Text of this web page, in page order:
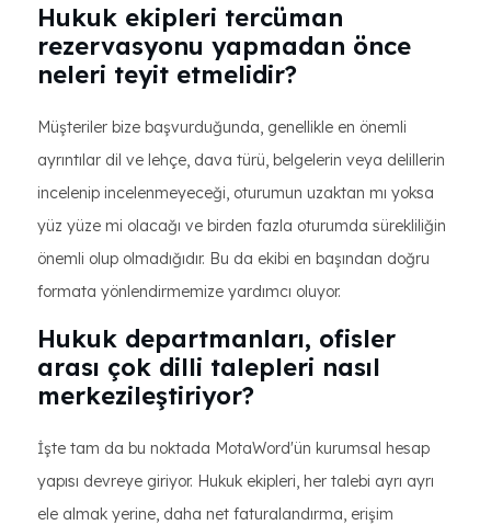
Hukuk ekipleri tercüman
rezervasyonu yapmadan önce
neleri teyit etmelidir?
Müşteriler bize başvurduğunda, genellikle en önemli
ayrıntılar dil ve lehçe, dava türü, belgelerin veya delillerin
incelenip incelenmeyeceği, oturumun uzaktan mı yoksa
yüz yüze mi olacağı ve birden fazla oturumda sürekliliğin
önemli olup olmadığıdır. Bu da ekibi en başından doğru
formata yönlendirmemize yardımcı oluyor.
Hukuk departmanları, ofisler
arası çok dilli talepleri nasıl
merkezileştiriyor?
İşte tam da bu noktada MotaWord'ün kurumsal hesap
yapısı devreye giriyor. Hukuk ekipleri, her talebi ayrı ayrı
ele almak yerine, daha net faturalandırma, erişim